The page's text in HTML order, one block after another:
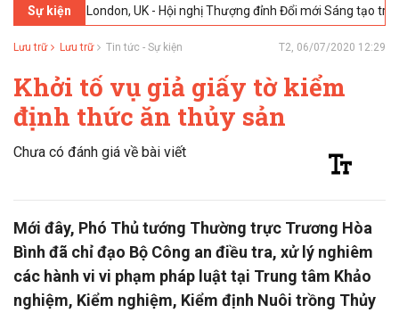
Sự kiện
London, UK - Hội nghị Thượng đỉnh Đổi mới Sáng tạo trong
Lưu trữ Lưu trữ Tin tức - Sự kiện T2, 06/07/2020 12:29
Khởi tố vụ giả giấy tờ kiểm
định thức ăn thủy sản
Chưa có đánh giá về bài viết
Mới đây, Phó Thủ tướng Thường trực Trương Hòa
Bình đã chỉ đạo Bộ Công an điều tra, xử lý nghiêm
các hành vi vi phạm pháp luật tại Trung tâm Khảo
nghiệm, Kiểm nghiệm, Kiểm định Nuôi trồng Thủy